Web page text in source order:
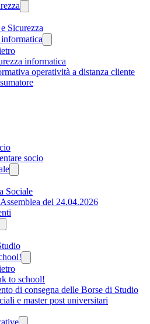
Sicurezza
informatica
operatività a distanza cliente
socio
Sociale
del 24.04.2026
to school!
di consegna delle Borse di Studio
e master post universitari